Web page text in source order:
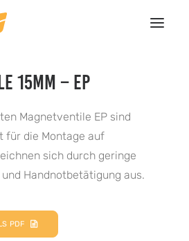
15MM – EP
Magnetventile EP sind
für die Montage auf
sich durch geringe
Handnotbetätigung aus.
PDF